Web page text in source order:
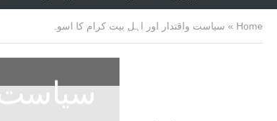
Home
» سیاست واقتدار اور اہل بیت کرام کا اسوہ
سیاست